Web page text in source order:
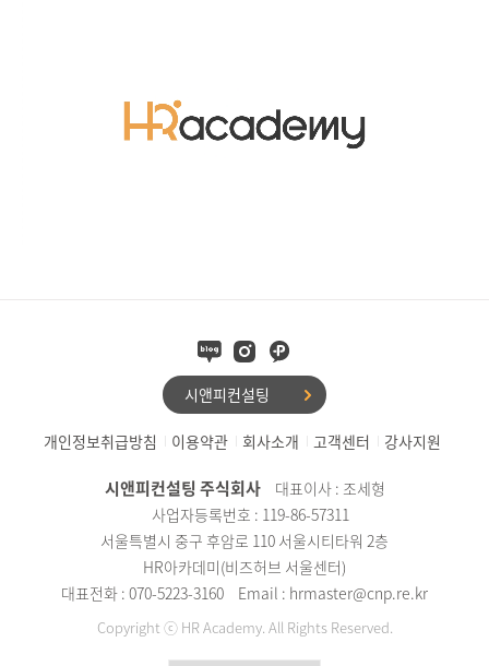
사례 공유 포럼을 개최하여 다양한 이해관계자들과 함께 사
례를 공유하고 모델화하기 위한 지속적인 노력을 이어가고
시앤피컨설팅
개인정보취급방침 이용약관 회사소개 고객센터 강사지원
시앤피컨설팅 주식회사
대표이사 : 조세형
사업자등록번호 : 119-86-57311
서울특별시 중구 후암로 110 서울시티타워 2층
HR아카데미(비즈허브 서울센터)
대표전화 : 070-5223-3160
Email : hrmaster@cnp.re.kr
Copyright ⓒ HR Academy. All Rights Reserved.